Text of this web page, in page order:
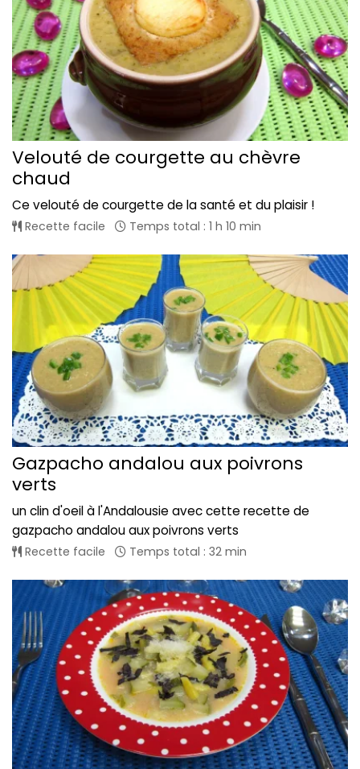
Velouté de courgette au chèvre
chaud
Ce velouté de courgette de la santé et du plaisir !
Recette facile Temps total : 1 h 10 min
Gazpacho andalou aux poivrons
verts
un clin d'oeil à l'Andalousie avec cette recette de
gazpacho andalou aux poivrons verts
Recette facile Temps total : 32 min